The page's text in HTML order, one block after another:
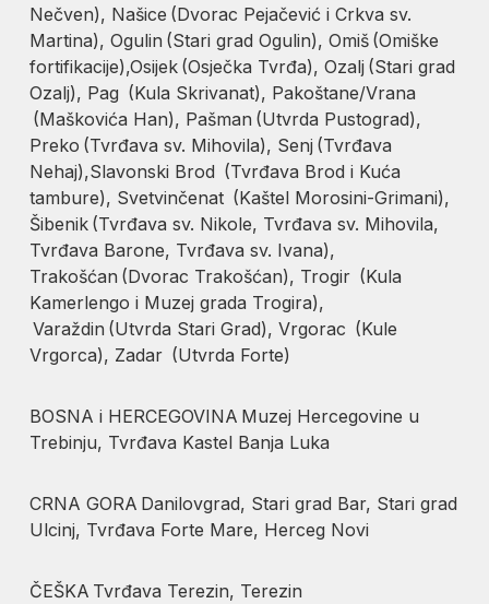
Nečven), Našice (Dvorac Pejačević i Crkva sv.
Martina), Ogulin (Stari grad Ogulin), Omiš (Omiške
fortifikacije),Osijek (Osječka Tvrđa), Ozalj (Stari grad
Ozalj), Pag (Kula Skrivanat), Pakoštane/Vrana
(Maškovića Han), Pašman (Utvrda Pustograd),
Preko (Tvrđava sv. Mihovila), Senj (Tvrđava
Nehaj),Slavonski Brod (Tvrđava Brod i Kuća
tambure), Svetvinčenat (Kaštel Morosini-Grimani),
Šibenik (Tvrđava sv. Nikole, Tvrđava sv. Mihovila,
Tvrđava Barone, Tvrđava sv. Ivana),
Trakošćan (Dvorac Trakošćan), Trogir (Kula
Kamerlengo i Muzej grada Trogira),
Varaždin (Utvrda Stari Grad), Vrgorac (Kule
Vrgorca), Zadar (Utvrda Forte)
BOSNA i HERCEGOVINA Muzej Hercegovine u
Trebinju, Tvrđava Kastel Banja Luka
CRNA GORA Danilovgrad, Stari grad Bar, Stari grad
Ulcinj, Tvrđava Forte Mare, Herceg Novi
ČEŠKA Tvrđava Terezin, Terezin